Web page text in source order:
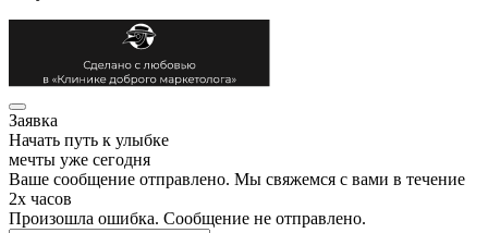
Заявка
Начать путь к улыбке
мечты уже сегодня
Ваше сообщение отправлено. Мы свяжемся с вами в течение
2х часов
Произошла ошибка. Сообщение не отправлено.